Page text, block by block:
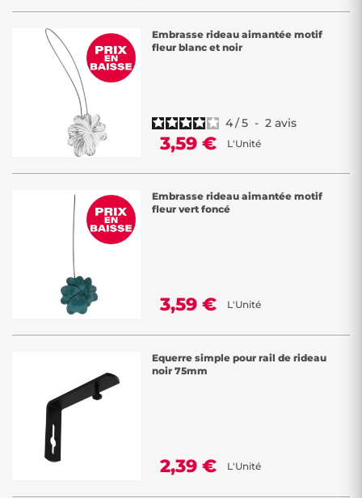
Embrasse rideau aimantée motif
fleur blanc et noir
4/5 - 2 avis
3,59 € L'Unité
Embrasse rideau aimantée motif
fleur vert foncé
3,59 € L'Unité
Equerre simple pour rail de rideau
noir 75mm
2,39 € L'Unité